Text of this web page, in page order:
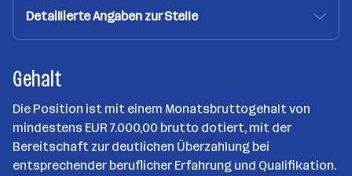
Detaillierte Angaben zur Stelle
Gehalt
Die Position ist mit einem Monatsbruttogehalt von
mindestens EUR 7.000,00 brutto dotiert, mit der
Bereitschaft zur deutlichen Überzahlung bei
entsprechender beruflicher Erfahrung und Qualifikation.